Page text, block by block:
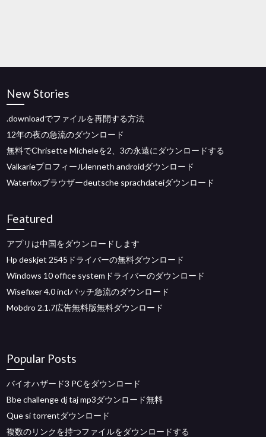
New Stories
.downloadでファイルを再開する方法
12年の夜の急流のダウンロード
無料でChrisette Micheleを2、3の永遠にダウンロードする
Valkarieプロフィールlenneth androidダウンロード
Waterfoxブラウザーdeutsche sprachdateiダウンロード
Featured
アプリは中国をダウンロードします
Hp deskjet 2545ドライバーの無料ダウンロード
Windows 10 office systemドライバーのダウンロード
Wisefixer 4.0 inclパッチ急流のダウンロード
Mobdro 2.1.7広告無料版無料ダウンロード
Popular Posts
バイオハザード3 PCをダウンロード
Bbe challenge dj taj mp3ダウンロード無料
Que si torrentダウンロード
複数のリンクを持つファイルをダウンロードする